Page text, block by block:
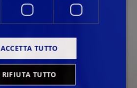
ACCETTA TUTTO
RIFIUTA TUTTO